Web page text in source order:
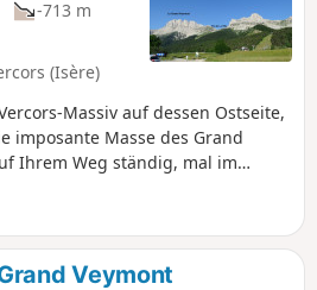
-713 m
(Isère)
Massiv auf dessen Ostseite,
imposante Masse des Grand
Ihrem Weg ständig, mal im
Veymont